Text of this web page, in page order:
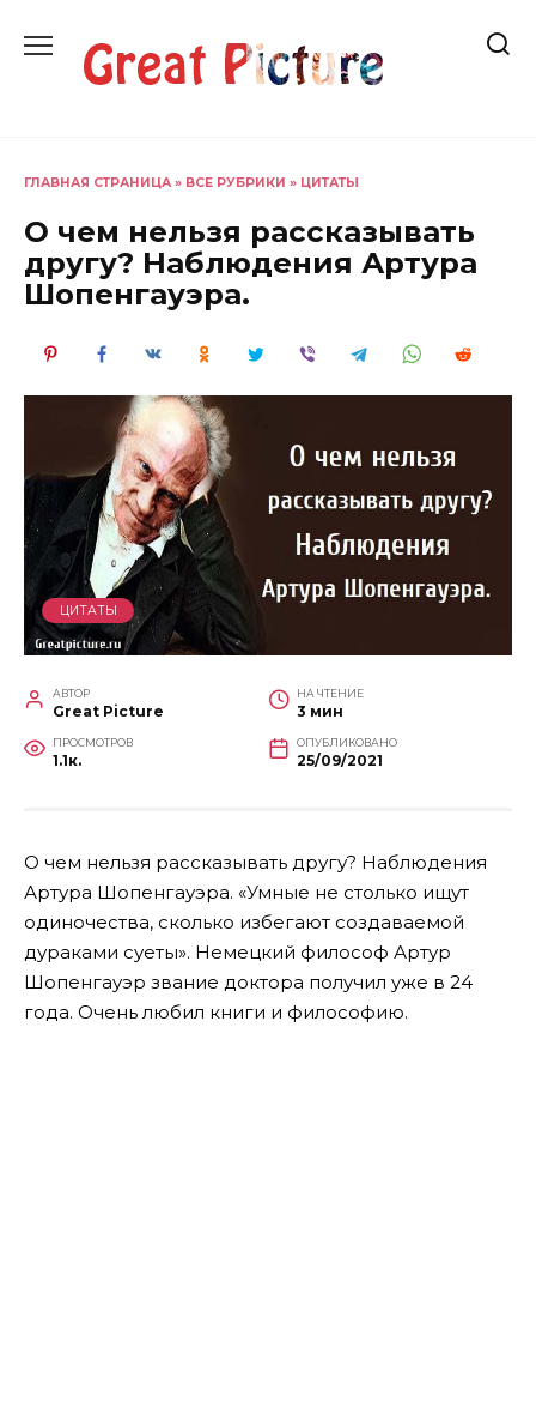
содержанию
ГЛАВНАЯ СТРАНИЦА » ВСЕ РУБРИКИ » ЦИТАТЫ
О чем нельзя рассказывать
другу? Наблюдения Артура
Шопенгауэра.
ЦИТАТЫ
АВТОР
Great Picture
НА ЧТЕНИЕ
3 мин
ПРОСМОТРОВ
1.1к.
ОПУБЛИКОВАНО
25/09/2021
О чем нельзя рассказывать другу? Наблюдения
Артура Шопенгауэра. «Умные не столько ищут
одиночества, сколько избегают создаваемой
дураками суеты». Немецкий философ Артур
Шопенгауэр звание доктора получил уже в 24
года. Очень любил книги и философию.